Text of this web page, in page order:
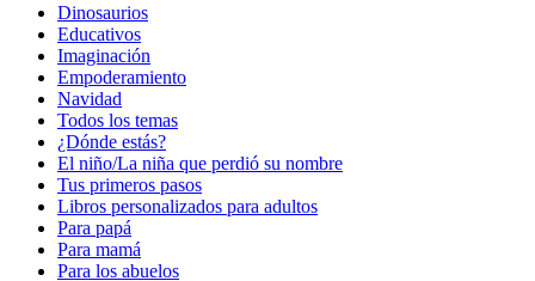
Dinosaurios
Educativos
Imaginación
Empoderamiento
Navidad
Todos los temas
¿Dónde estás?
El niño/La niña que perdió su nombre
Tus primeros pasos
Libros personalizados para adultos
Para papá
Para mamá
Para los abuelos